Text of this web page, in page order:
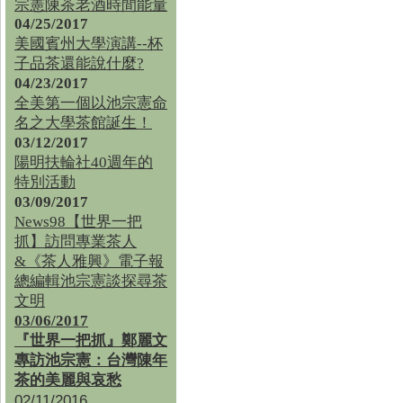
宗憲陳茶老酒時間能量
04/25/2017
美國賓州大學演講--杯
子品茶還能說什麼?
04/23/2017
全美第一個以池宗憲命
名之大學茶館誕生！
03/12/2017
陽明扶輪社40週年的
特別活動
03/09/2017
News98【世界一把
抓】訪問專業茶人
&《茶人雅興》電子報
總編輯池宗憲談探尋茶
文明
03/06/2017
『世界一把抓』鄭麗文
專訪池宗憲：台灣陳年
茶的美麗與哀愁